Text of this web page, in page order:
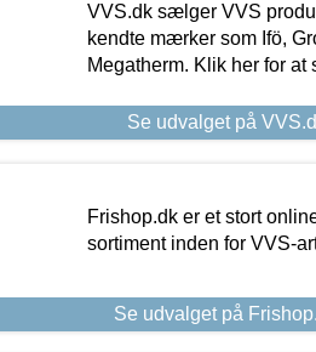
VVS.dk sælger VVS
kendte mærker som Ifö,
Megatherm. Klik her for at
Se udvalget på
Frishop.dk er et stort
sortiment inden for VVS-
Se udvalget på